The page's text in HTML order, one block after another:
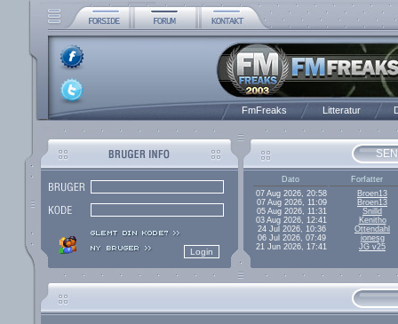
FmFreaks Litteratur
Dato
Forfatter
07 Aug 2026, 20:58
Broen13
07 Aug 2026, 11:09
Broen13
05 Aug 2026, 11:31
Snilld
03 Aug 2026, 12:41
Kenitho
24 Jul 2026, 10:36
Ottendahl
06 Jul 2026, 07:49
jonesg
21 Jun 2026, 17:41
JG v25